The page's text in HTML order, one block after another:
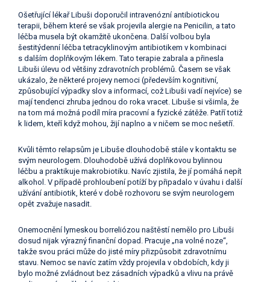
Ošetřující lékař Libuši doporučil intravenózní antibiotickou
terapii, během které se však projevila alergie na Penicilin, a tato
léčba musela být okamžitě ukončena. Další volbou byla
šestitýdenní léčba tetracyklinovým antibiotikem v kombinaci
s dalším doplňkovým lékem. Tato terapie zabrala a přinesla
Libuši úlevu od většiny zdravotních problémů. Časem se však
ukázalo, že některé projevy nemoci (především kognitivní,
způsobující výpadky slov a informací, což Libuši vadí nejvíce) se
mají tendenci zhruba jednou do roka vracet. Libuše si všimla, že
na tom má možná podíl míra pracovní a fyzické zátěže. Patří totiž
k lidem, kteří když mohou, žijí naplno a v ničem se moc nešetří.
Kvůli těmto relapsům je Libuše dlouhodobě stále v kontaktu se
svým neurologem. Dlouhodobě užívá doplňkovou bylinnou
léčbu a praktikuje makrobiotiku. Navíc zjistila, že jí pomáhá nepít
alkohol. V případě prohloubení potíží by připadalo v úvahu i další
užívání antibiotik, které v době rozhovoru se svým neurologem
opět zvažuje nasadit.
Onemocnění lymeskou borreliózou naštěstí nemělo pro Libuši
dosud nijak výrazný finanční dopad. Pracuje „na volné noze“,
takže svou práci může do jisté míry přizpůsobit zdravotnímu
stavu. Nemoc se navíc zatím vždy projevila v obdobích, kdy ji
bylo možné zvládnout bez zásadních výpadků a vlivu na právě